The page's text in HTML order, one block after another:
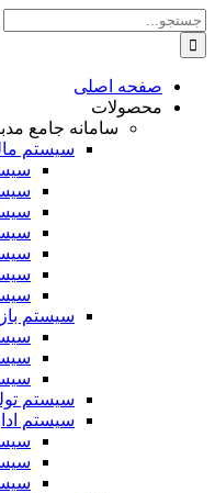
Skip
to
content
جستجو
برای:
صفحه اصلی
محصولات
سامانه جامع
سیستم
سیستم
سیستم
سیستم